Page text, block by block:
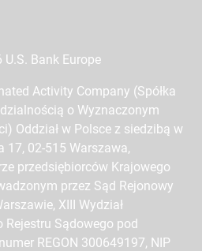
Bank Europe
Activity Company (Spółka
o Wyznaczonym
Oddział w Polsce z siedzibą w
17, 02-515 Warszawa,
przedsiębiorców Krajowego
przez Sąd Rejonowy
XIII Wydział
Rejestru Sądowego pod
REGON 300649197, NIP